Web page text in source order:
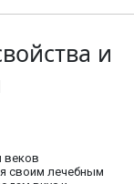
и
веков
своим лечебным